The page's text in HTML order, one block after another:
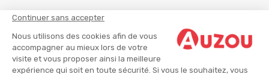
Continuer sans accepter
Nous utilisons des cookies afin de vous
accompagner au mieux lors de votre
visite et vous proposer ainsi la meilleure
expérience qui soit en toute sécurité. Si vous le souhaitez, vous
Suivre mon colis
Infos consommateur
CGU
CGV